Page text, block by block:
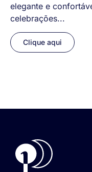
elegante e
celebrações...
Clique aqui